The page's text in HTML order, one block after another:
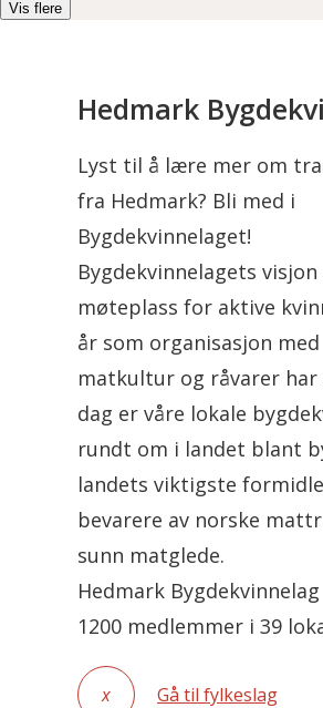
Vis flere
Hedmark
Lyst til å lære mer om
fra Hedmark? Bli med i
Bygdekvinnelaget!
Bygdekvinnelagets
møteplass for aktive
år som organisasjon
matkultur og råvarer
dag er våre lokale
rundt om i landet blant
landets viktigste
bevarere av norske
sunn matglede.
Hedmark
1200 medlemmer i 39
x Gå til fylkeslag